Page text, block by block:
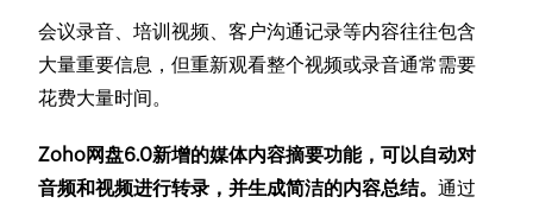
会议录音、培训视频、客户沟通记录等内容往往包含
大量重要信息，但重新观看整个视频或录音通常需要
花费大量时间。
Zoho网盘6.0新增的媒体内容摘要功能，可以自动对
音频和视频进行转录，并生成简洁的内容总结。通过